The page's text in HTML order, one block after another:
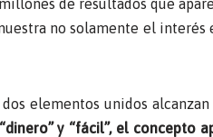
de resultados que
no solamente el interés
elementos unidos
y “fácil”, el concepto